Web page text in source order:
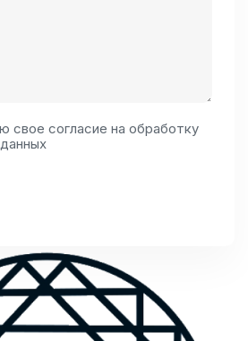
свое согласие на обработку